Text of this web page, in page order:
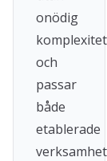
onödig
komplexitet
och
passar
både
etablerade